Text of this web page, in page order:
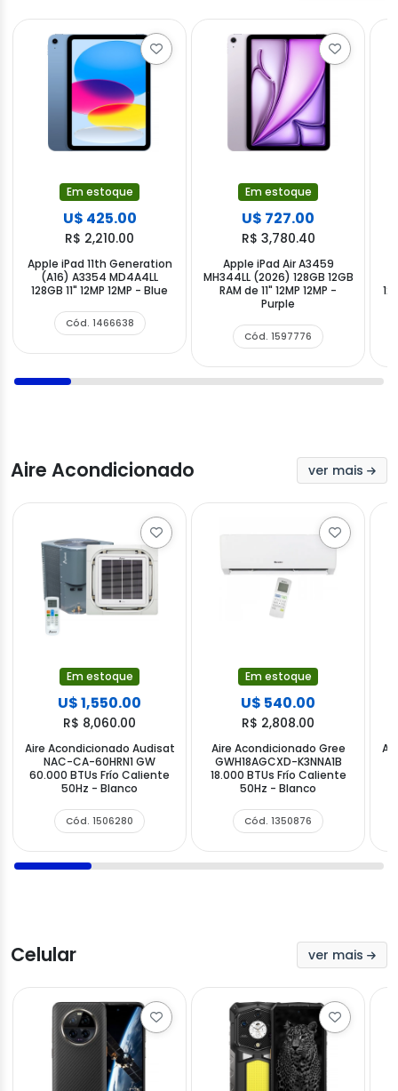
Em estoque
U$ 425.00
R$ 2,210.00
Apple iPad 11th Generation
(A16) A3354 MD4A4LL
128GB 11" 12MP 12MP - Blue
Cód. 1466638
Em estoque
U$ 727.00
R$ 3,780.40
Apple iPad Air A3459
MH344LL (2026) 128GB 12GB
RAM de 11" 12MP 12MP -
Purple
Cód. 1597776
Aire Acondicionado ver mais
Em estoque
U$ 1,550.00
R$ 8,060.00
Aire Acondicionado Audisat
NAC-CA-60HRN1 GW
60.000 BTUs Frío Caliente
50Hz - Blanco
Cód. 1506280
Em estoque
U$ 540.00
R$ 2,808.00
Aire Acondicionado Gree
GWH18AGCXD-K3NNA1B
18.000 BTUs Frío Caliente
50Hz - Blanco
Cód. 1350876
Celular ver mais